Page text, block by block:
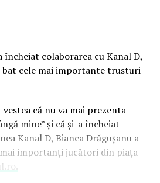
încheiat colaborarea cu Kanal D,
bat cele mai importante trusturi
că nu va mai prezenta
mine” şi că şi-a încheiat
Kanal D, Bianca Drăguşanu a
importanţi jucători din piaţa